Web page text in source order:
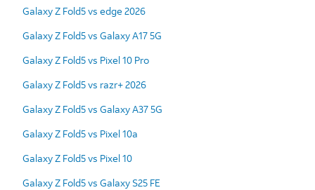
Galaxy Z Fold5 vs edge 2026
Galaxy Z Fold5 vs Galaxy A17 5G
Galaxy Z Fold5 vs Pixel 10 Pro
Galaxy Z Fold5 vs razr+ 2026
Galaxy Z Fold5 vs Galaxy A37 5G
Galaxy Z Fold5 vs Pixel 10a
Galaxy Z Fold5 vs Pixel 10
Galaxy Z Fold5 vs Galaxy S25 FE